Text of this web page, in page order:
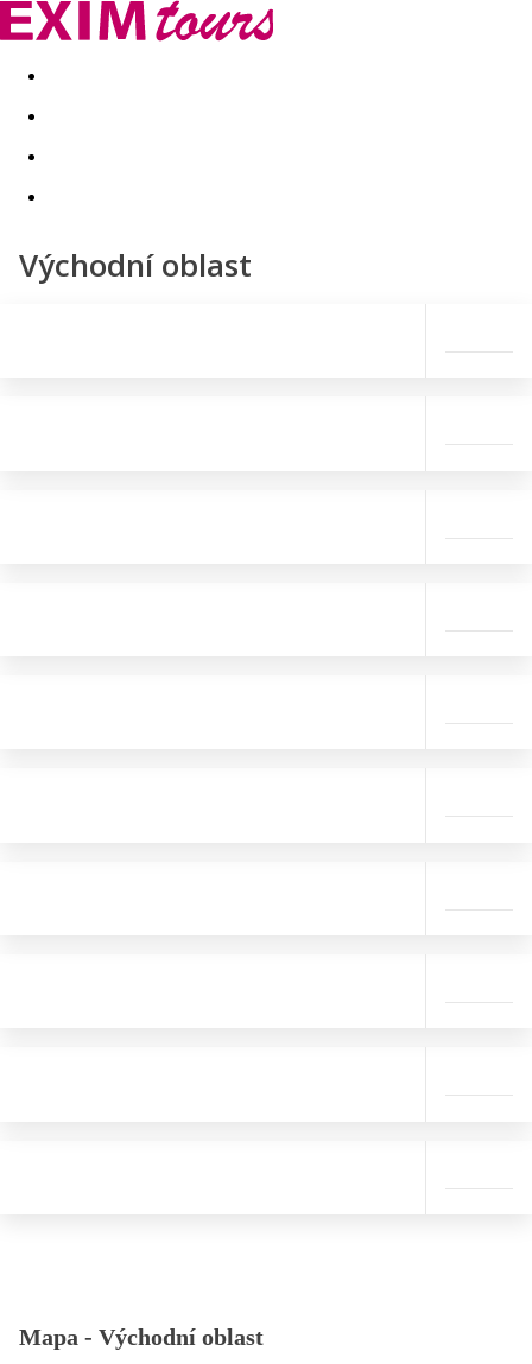
Akční nabídky Last minute
Východní oblast
Mapa - Východní oblast